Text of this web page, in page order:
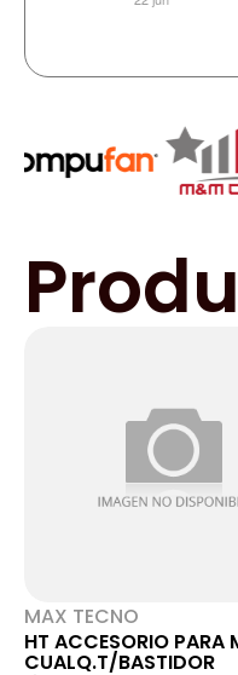
MAX TECNO
HT ACCESORIO PARA
CUALQ.T/BASTIDOR